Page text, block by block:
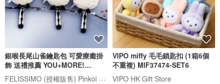
銀喉長尾山雀鑰匙包 可愛療癒掛
飾 送禮推薦 YOU+MORE!
FELISSIMO
FELISSIMO (授權販售) Pinkoi 品牌形象館
VIPO miffy 毛毛鎖匙扣 (1箱6個
不重複) MIF37474-SET6
VIPO HK Gift Store